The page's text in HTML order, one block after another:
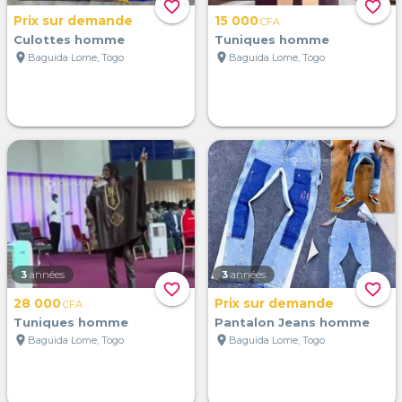
favorite_border
Prix sur demande
Culottes homme
location_on Baguida Lome, Togo
favorite_border
15 000CFA
Tuniques homme
location_on Baguida Lome, Togo
favorite_border
3 années
28 000CFA
Tuniques homme
location_on Baguida Lome, Togo
favorite_border
3 années
Prix sur demande
Pantalon Jeans homme
location_on Baguida Lome, Togo